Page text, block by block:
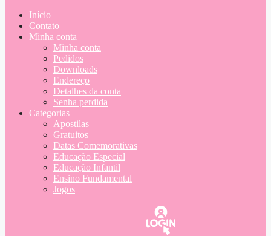
Início
Contato
Minha conta
Minha conta
Pedidos
Downloads
Endereço
Detalhes da conta
Senha perdida
Categorias
Apostilas
Gratuitos
Datas Comemorativas
Educação Especial
Educação Infantil
Ensino Fundamental
Jogos